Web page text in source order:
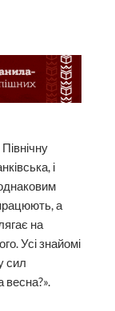
і
а
на
Усі знайомі
сил
весна?».